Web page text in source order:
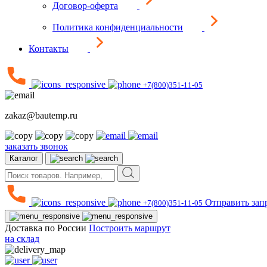
Договор-оферта
Политика конфиденциальности
Контакты
+7(800)351-11-05
zakaz@bautemp.ru
заказать звонок
Каталог
+7(800)351-11-05 Отправить
Доставка по России Построить маршрут
на склад